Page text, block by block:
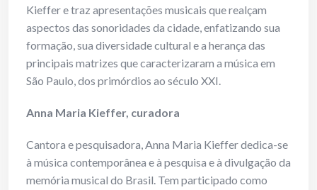
Kieffer e traz apresentações musicais que realçam
aspectos das sonoridades da cidade, enfatizando sua
formação, sua diversidade cultural e a herança das
principais matrizes que caracterizaram a música em
São Paulo, dos primórdios ao século XXI.
Anna Maria Kieffer, curadora
Cantora e pesquisadora, Anna Maria Kieffer dedica-se
à música contemporânea e à pesquisa e à divulgação da
memória musical do Brasil. Tem participado como